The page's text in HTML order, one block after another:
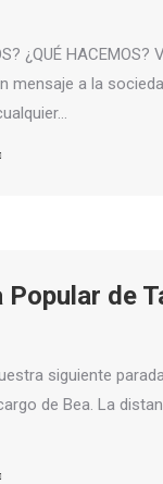
¿QUÉ
mensaje a la
Popular de
siguiente
de Bea. La